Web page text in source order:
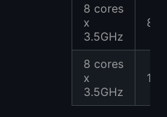
8 cores
x
3.5GHz
8 cores
x
3.5GHz